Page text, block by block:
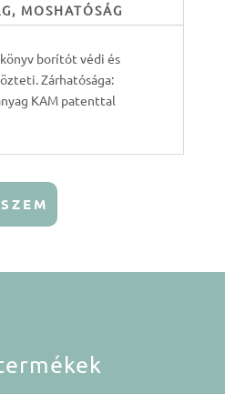
MOSHATÓSÁG
borítót védi és
Zárhatósága:
KAM patenttal